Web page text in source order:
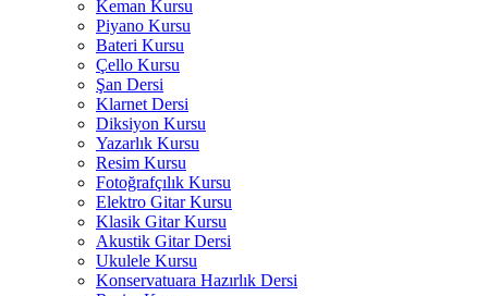
Keman Kursu
Piyano Kursu
Bateri Kursu
Çello Kursu
Şan Dersi
Klarnet Dersi
Diksiyon Kursu
Yazarlık Kursu
Resim Kursu
Fotoğrafçılık Kursu
Elektro Gitar Kursu
Klasik Gitar Kursu
Akustik Gitar Dersi
Ukulele Kursu
Konservatuara Hazırlık Dersi